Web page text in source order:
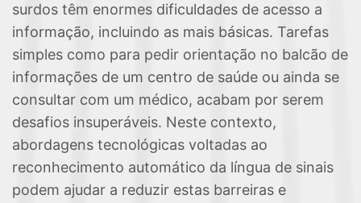
surdos têm enormes dificuldades de acesso a
informação, incluindo as mais básicas. Tarefas
simples como para pedir orientação no balcão de
informações de um centro de saúde ou ainda se
consultar com um médico, acabam por serem
desafios insuperáveis​​. Neste contexto,
abordagens tecnológicas voltadas ao
reconhecimento automático da língua de sinais
podem ajudar a reduzir estas barreiras e